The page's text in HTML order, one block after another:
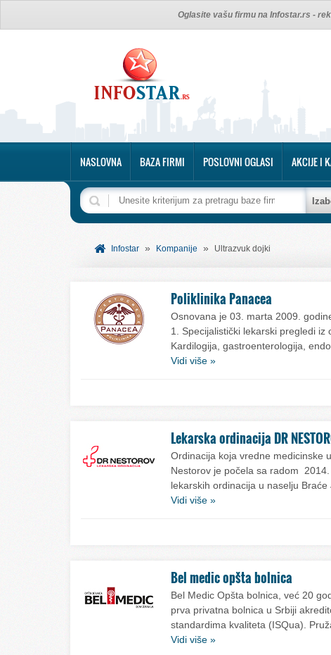
Oglasite vašu firmu na Infostar.rs -
NASLOVNA BAZA FIRMI POSLOVNI OGLASI AKCIJE I
Infostar » Kompanije » Ultrazvuk dojki
Poliklinika Panacea
Osnovana je 03. marta 2009.
1. Specijalistički lekarski
Kardilogija, gastroenterologija,
Vidi više »
Lekarska ordinacija DR
Ordinacija koja vredne medicinske
Nestorov je počela sa radom
lekarskih ordinacija u naselju Braće
Vidi više »
Bel medic opšta bolnica
Bel Medic Opšta bolnica, već 20
prva privatna bolnica u Srbiji
standardima kvaliteta (ISQua).
Vidi više »